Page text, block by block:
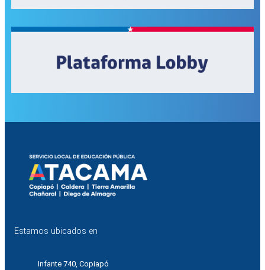
Estamos ubicados en
Infante 740, Copiapó